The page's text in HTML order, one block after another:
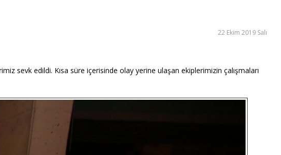
22 Ekim 2019 Salı
sevk edildi. Kısa süre içerisinde olay yerine ulaşan ekiplerimizin çalışmaları